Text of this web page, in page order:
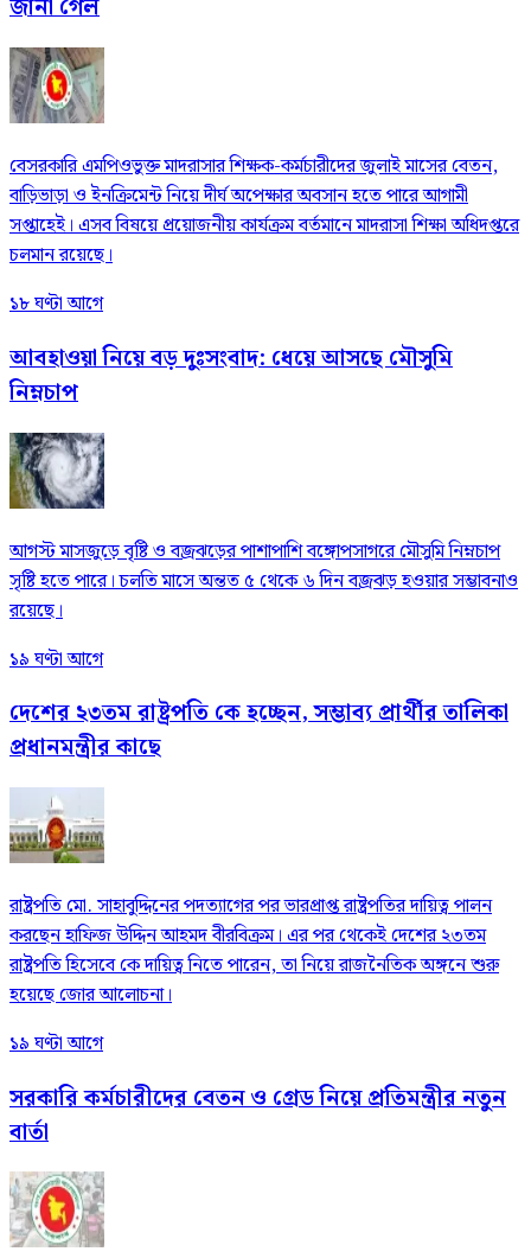
জানা গেল
বেসরকারি এমপিওভুক্ত মাদরাসার শিক্ষক-কর্মচারীদের জুলাই মাসের বেতন,
বাড়িভাড়া ও ইনক্রিমেন্ট নিয়ে দীর্ঘ অপেক্ষার অবসান হতে পারে আগামী
সপ্তাহেই। এসব বিষয়ে প্রয়োজনীয় কার্যক্রম বর্তমানে মাদরাসা শিক্ষা অধিদপ্তরে
চলমান রয়েছে।
১৮ ঘণ্টা আগে
আবহাওয়া নিয়ে বড় দুঃসংবাদ: ধেয়ে আসছে মৌসুমি
নিম্নচাপ
আগস্ট মাসজুড়ে বৃষ্টি ও বজ্রঝড়ের পাশাপাশি বঙ্গোপসাগরে মৌসুমি নিম্নচাপ
সৃষ্টি হতে পারে। চলতি মাসে অন্তত ৫ থেকে ৬ দিন বজ্রঝড় হওয়ার সম্ভাবনাও
রয়েছে।
১৯ ঘণ্টা আগে
দেশের ২৩তম রাষ্ট্রপতি কে হচ্ছেন, সম্ভাব্য প্রার্থীর তালিকা
প্রধানমন্ত্রীর কাছে
রাষ্ট্রপতি মো. সাহাবুদ্দিনের পদত্যাগের পর ভারপ্রাপ্ত রাষ্ট্রপতির দায়িত্ব পালন
করছেন হাফিজ উদ্দিন আহমদ বীরবিক্রম। এর পর থেকেই দেশের ২৩তম
রাষ্ট্রপতি হিসেবে কে দায়িত্ব নিতে পারেন, তা নিয়ে রাজনৈতিক অঙ্গনে শুরু
হয়েছে জোর আলোচনা।
১৯ ঘণ্টা আগে
সরকারি কর্মচারীদের বেতন ও গ্রেড নিয়ে প্রতিমন্ত্রীর নতুন
বার্তা